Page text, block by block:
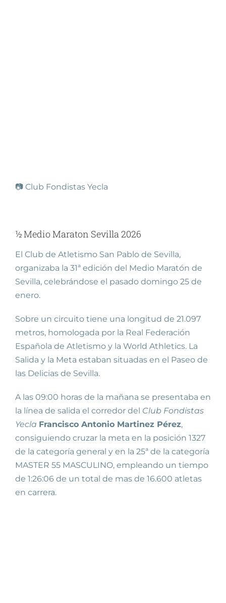
📷 Club Fondistas Yecla
½ Medio Maraton Sevilla 2026
El Club de Atletismo San Pablo de Sevilla,
organizaba la 31ª edición del Medio Maratón de
Sevilla, celebrándose el pasado domingo 25 de
enero.
Sobre un circuito tiene una longitud de 21.097
metros, homologada por la Real Federación
Española de Atletismo y la World Athletics. La
Salida y la Meta estaban situadas en el Paseo de
las Delicias de Sevilla.
A las 09:00 horas de la mañana se presentaba en
la línea de salida el corredor del Club Fondistas
Yecla Francisco Antonio Martinez Pérez,
consiguiendo cruzar la meta en la posición 1327
de la categoría general y en la 25ª de la categoría
MASTER 55 MASCULINO, empleando un tiempo
de 1:26:06 de un total de mas de 16.600 atletas
en carrera.